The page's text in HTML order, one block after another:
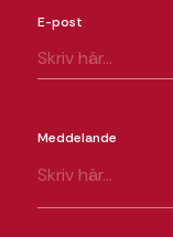
E-post
Meddelande